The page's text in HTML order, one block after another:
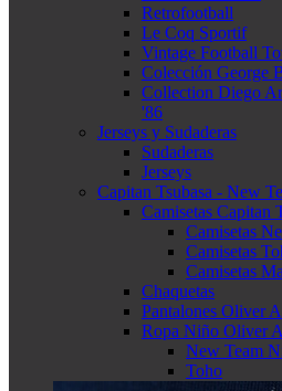
Retrofootball
Le Coq Sportif
Vintage Football
Colección George
Collection Diego
'86
Jerseys y Sudaderas
Sudaderas
Jerseys
Capitan Tsubasa - New
Camisetas Capitan
Camisetas
Camisetas
Camisetas
Chaquetas
Pantalones Oliver
Ropa Niño Oliver
New Team
Toho